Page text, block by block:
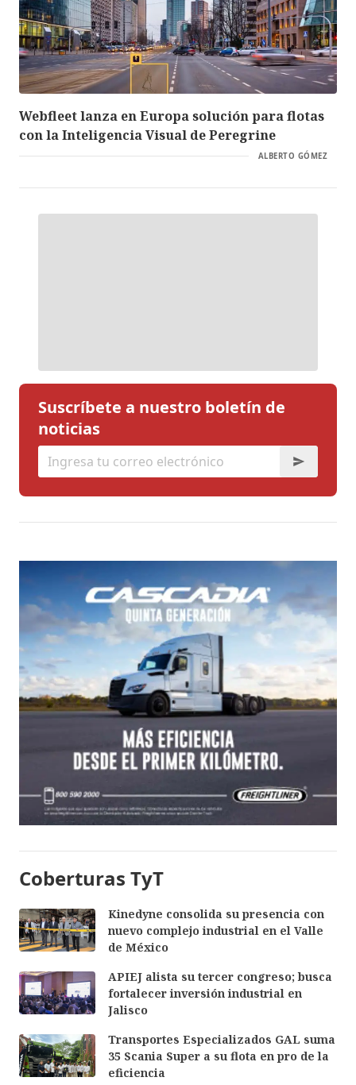
Webfleet lanza en Europa solución para flotas
con la Inteligencia Visual de Peregrine
ALBERTO GÓMEZ
Suscríbete a nuestro boletín de
noticias
Coberturas TyT
Kinedyne consolida su presencia con
nuevo complejo industrial en el Valle
de México
APIEJ alista su tercer congreso; busca
fortalecer inversión industrial en
Jalisco
Transportes Especializados GAL suma
35 Scania Super a su flota en pro de la
eficiencia